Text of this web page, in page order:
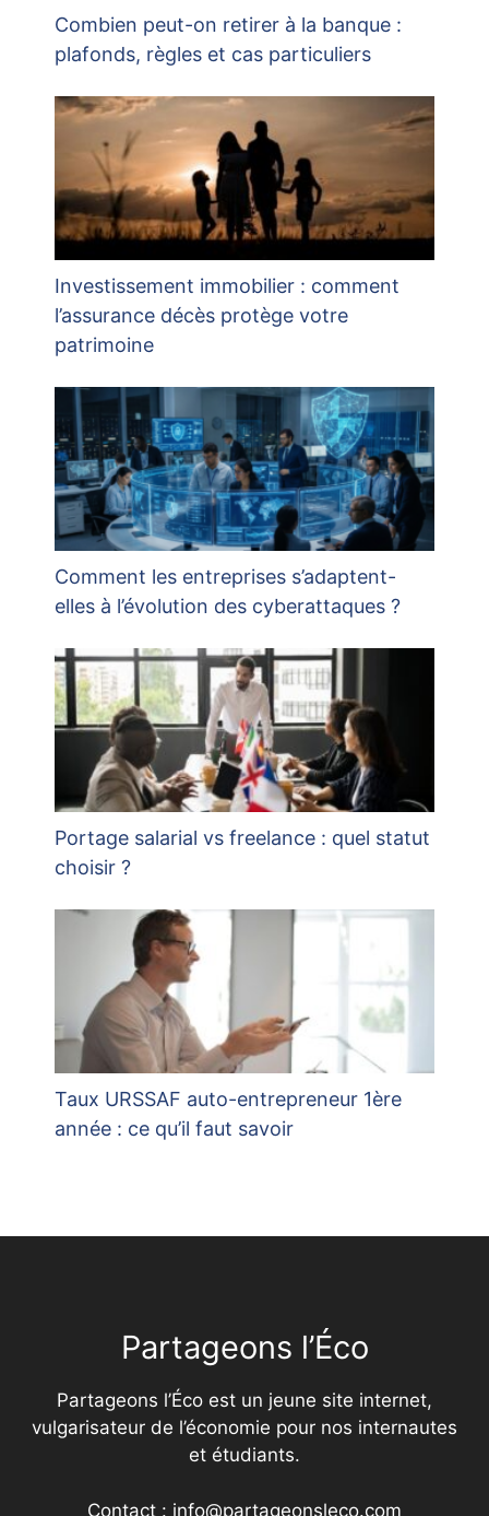
Combien peut-on retirer à la banque :
plafonds, règles et cas particuliers
Investissement immobilier : comment
l’assurance décès protège votre
patrimoine
Comment les entreprises s’adaptent-
elles à l’évolution des cyberattaques ?
Portage salarial vs freelance : quel statut
choisir ?
Taux URSSAF auto-entrepreneur 1ère
année : ce qu’il faut savoir
Partageons l’Éco
Partageons l’Éco est un jeune site internet,
vulgarisateur de l’économie pour nos internautes
et étudiants.
Contact : info@partageonsleco.com